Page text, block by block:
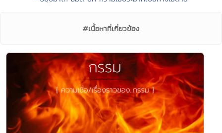
#เนื้อหาที่เกี่ยวข้อง